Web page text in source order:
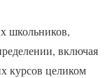
школьников,
включая
курсов целиком